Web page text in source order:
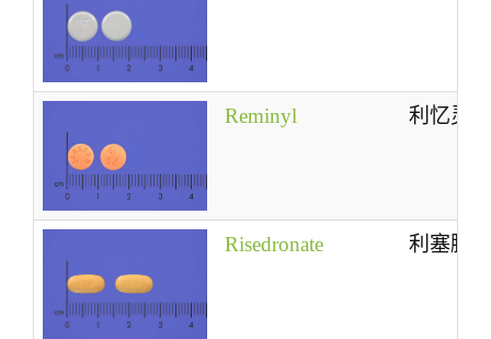
Reminyl 利忆灵
Risedronate 利塞膦酸